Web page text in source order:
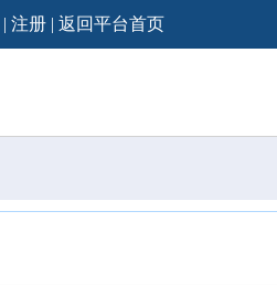
| 注册 | 返回平台首页